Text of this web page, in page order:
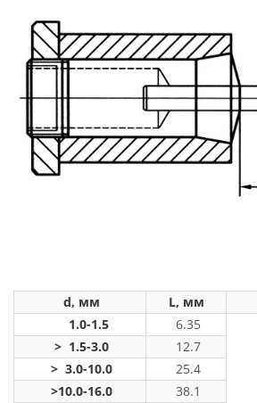
d, мм L, мм
1.0-1.5
6.35
> 1.5-3.0
12.7
> 3.0-10.0
25.4
>10.0-16.0
38.1